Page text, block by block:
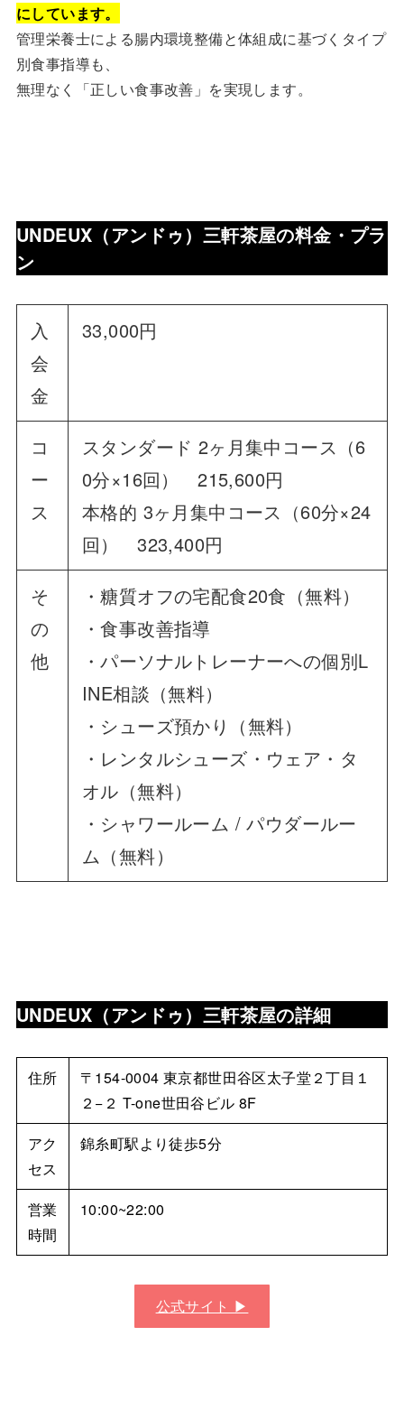
にしています。
管理栄養士による腸内環境整備と体組成に基づくタイプ
別食事指導も、
無理なく「正しい食事改善」を実現します。
UNDEUX（アンドゥ） 三軒茶屋の料金・プラ
ン
入
会
金
33,000円
コ
ー
ス
スタンダード 2ヶ月集中コース（6
0分×16回） 215,600円
本格的 3ヶ月集中コース（60分×24
回） 323,400円
そ
の
他
・糖質オフの宅配食20食（無料）
・食事改善指導
・パーソナルトレーナーへの個別L
INE相談（無料）
・シューズ預かり（無料）
・レンタルシューズ・ウェア・タ
オル（無料）
・シャワールーム / パウダールー
ム（無料）
UNDEUX（アンドゥ） 三軒茶屋の詳細
住所
〒154-0004 東京都世田谷区太子堂２丁目１
２−２ T-one世田谷ビル 8F
アク
セス
錦糸町駅より徒歩5分
営業
時間
10:00~22:00
公式サイト ▶︎